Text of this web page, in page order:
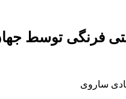
فرنگی توسط
ساروی